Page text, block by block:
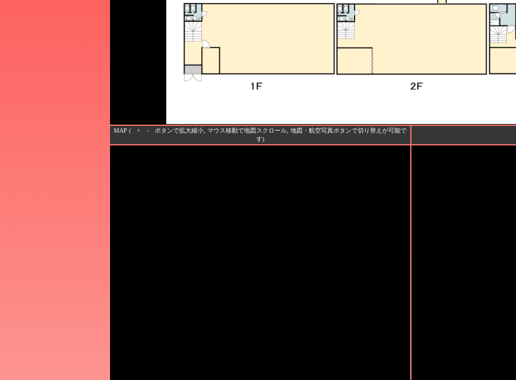
MAP ( + - ボタンで拡大縮小, マウス移動で地図スクロール, 地図・航空写真ボタンで切り替えが可能で
す)